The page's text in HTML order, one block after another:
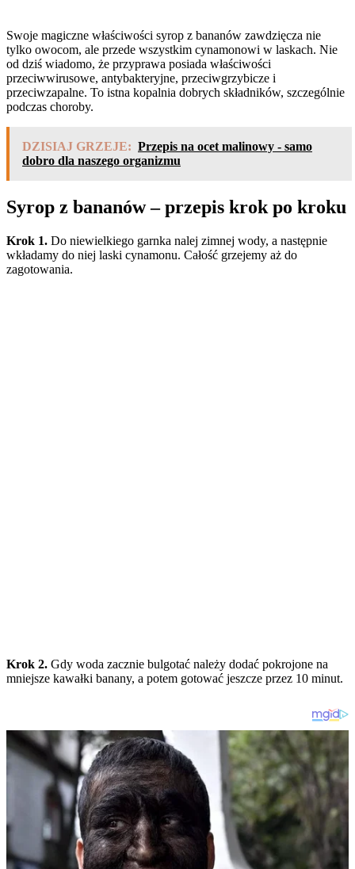
Swoje magiczne właściwości syrop z bananów zawdzięcza nie
tylko owocom, ale przede wszystkim cynamonowi w laskach. Nie
od dziś wiadomo, że przyprawa posiada właściwości
przeciwwirusowe, antybakteryjne, przeciwgrzybicze i
przeciwzapalne. To istna kopalnia dobrych składników, szczególnie
podczas choroby.
DZISIAJ GRZEJE: Przepis na ocet malinowy - samo
dobro dla naszego organizmu
Syrop z bananów – przepis krok po kroku
Krok 1. Do niewielkiego garnka nalej zimnej wody, a następnie
wkładamy do niej laski cynamonu. Całość grzejemy aż do
zagotowania.
Krok 2. Gdy woda zacznie bulgotać należy dodać pokrojone na
mniejsze kawałki banany, a potem gotować jeszcze przez 10 minut.